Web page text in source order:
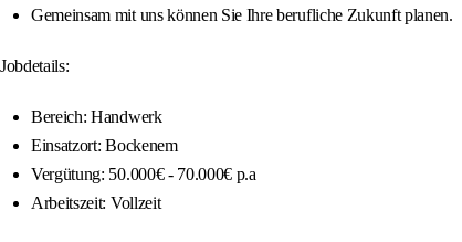
Gemeinsam mit uns können Sie Ihre berufliche Zukunft planen.
Jobdetails:
Bereich: Handwerk
Einsatzort: Bockenem
Vergütung: 50.000€ - 70.000€ p.a
Arbeitszeit: Vollzeit